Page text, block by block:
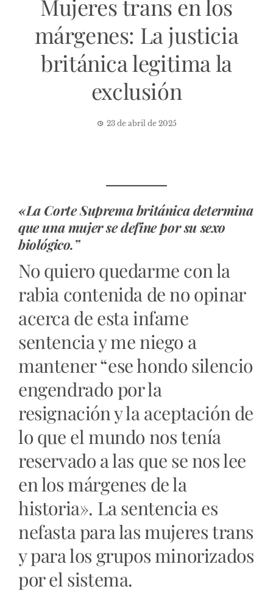
Mujeres trans en los
márgenes: La justicia
británica legitima la
exclusión
23 de abril de 2025
«La Corte Suprema británica determina
que una mujer se define por su sexo
biológico.”
No quiero quedarme con la
rabia contenida de no opinar
acerca de esta infame
sentencia y me niego a
mantener “ese hondo silencio
engendrado por la
resignación y la aceptación de
lo que el mundo nos tenía
reservado a las que se nos lee
en los márgenes de la
historia». La sentencia es
nefasta para las mujeres trans
y para los grupos minorizados
por el sistema.